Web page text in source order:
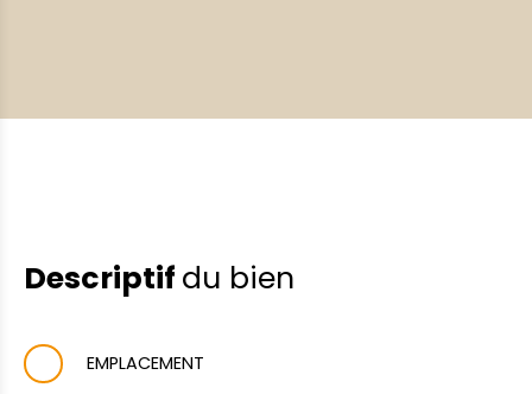
Descriptif du bien
EMPLACEMENT